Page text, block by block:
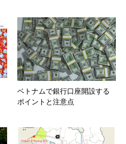
ベトナムで銀行口座開設する
ポイントと注意点